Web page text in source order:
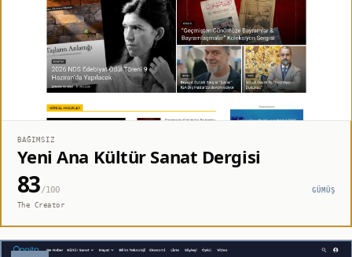
BAĞIMSIZ
Yeni Ana Kültür Sanat Dergisi
83/100
GÜMÜŞ
The Creator